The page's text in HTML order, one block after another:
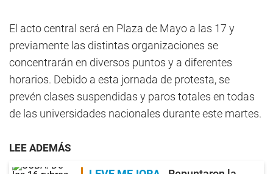
El acto central será en Plaza de Mayo a las 17 y
previamente las distintas organizaciones se
concentrarán en diversos puntos y a diferentes
horarios. Debido a esta jornada de protesta, se
prevén clases suspendidas y paros totales en todas
de las universidades nacionales durante este martes.
LEE ADEMÁS